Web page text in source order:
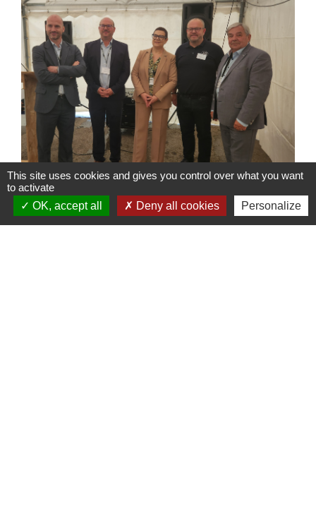
This site uses cookies and gives you control over what you want
to activate
OK, accept all
Deny all cookies Personalize